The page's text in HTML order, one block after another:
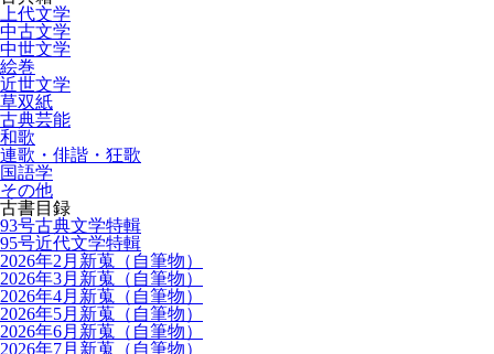
上代文学
中古文学
中世文学
絵巻
近世文学
草双紙
古典芸能
和歌
連歌・俳諧・狂歌
国語学
その他
古書目録
93号古典文学特輯
95号近代文学特輯
2026年2月新蒐（自筆物）
2026年3月新蒐（自筆物）
2026年4月新蒐（自筆物）
2026年5月新蒐（自筆物）
2026年6月新蒐（自筆物）
2026年7月新蒐（自筆物）